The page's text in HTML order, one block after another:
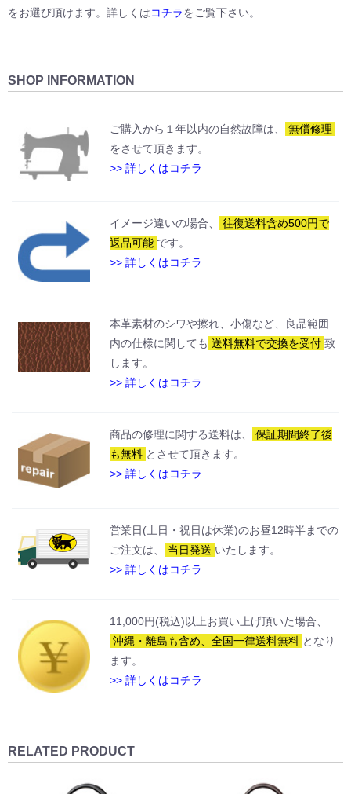
をお選び頂けます。詳しくはコチラをご覧下さい。
SHOP INFORMATION
ご購入から１年以内の自然故障は、
無償修理
をさせて頂きます。
>> 詳しくはコチラ
イメージ違いの場合、
往復送料含め500円で
返品可能 です。
>> 詳しくはコチラ
本革素材のシワや擦れ、小傷など、良品範囲
内の仕様に関しても 送料無料で交換を受付 致
します。
>> 詳しくはコチラ
商品の修理に関する送料は、
保証期間終了後
も無料 とさせて頂きます。
>> 詳しくはコチラ
営業日(土日・祝日は休業)のお昼12時半までの
ご注文は、
当日発送 いたします。
>> 詳しくはコチラ
11,000円(税込)以上お買い上げ頂いた場合、
沖縄・離島も含め、全国一律送料無料 となり
ます。
>> 詳しくはコチラ
RELATED PRODUCT